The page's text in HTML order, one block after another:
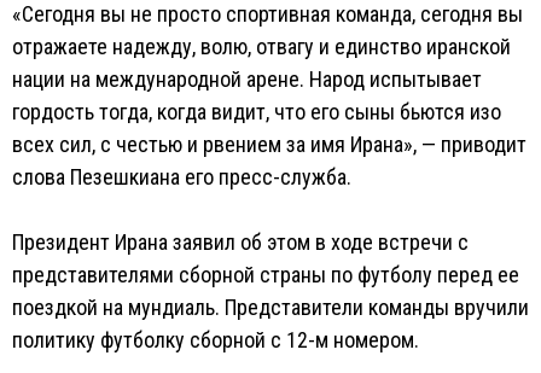
«Сегодня вы не просто спортивная команда, сегодня вы
отражаете надежду, волю, отвагу и единство иранской
нации на международной арене. Народ испытывает
гордость тогда, когда видит, что его сыны бьются изо
всех сил, с честью и рвением за имя Ирана», — приводит
слова Пезешкиана его пресс-служба.
Президент Ирана заявил об этом в ходе встречи с
представителями сборной страны по футболу перед ее
поездкой на мундиаль. Представители команды вручили
политику футболку сборной с 12-м номером.